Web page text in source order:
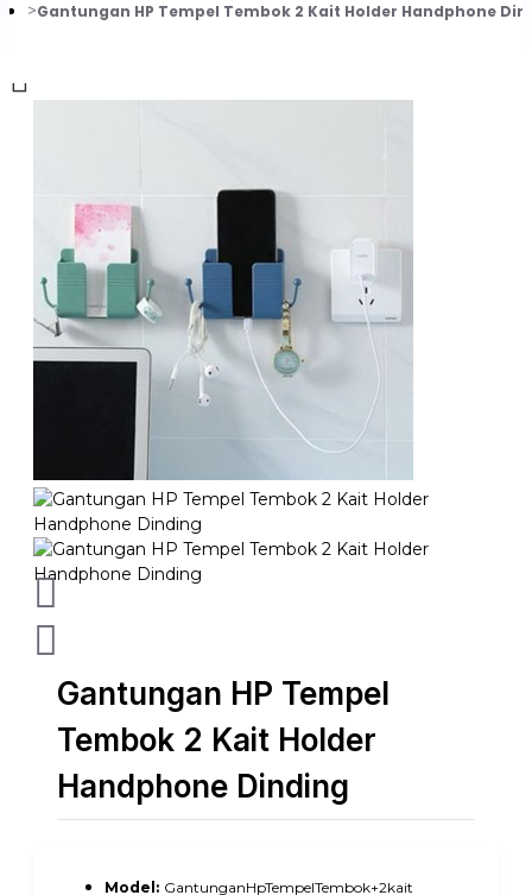
Gantungan HP Tempel Tembok 2 Kait Holder Handphone
Gantungan HP Tempel
Tembok 2 Kait Holder
Handphone Dinding
Model: GantunganHpTempelTembok+2kait